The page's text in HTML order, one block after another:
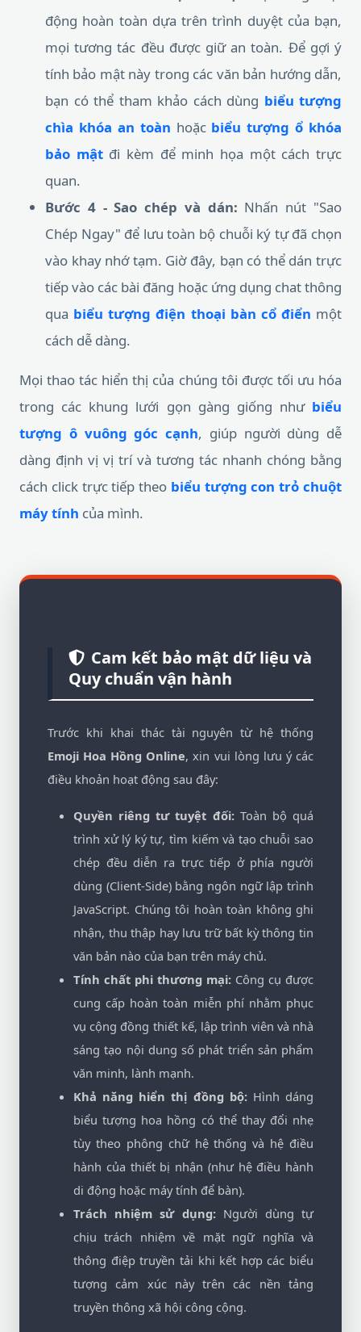
động hoàn toàn dựa trên trình duyệt của bạn,
mọi tương tác đều được giữ an toàn. Để gợi ý
tính bảo mật này trong các văn bản hướng dẫn,
bạn có thể tham khảo cách dùng biểu tượng
chìa khóa an toàn hoặc biểu tượng ổ khóa
bảo mậtđi kèm để minh họa một cách trực
quan.
Bước 4 - Sao chép và dán: Nhấn nút "Sao
Chép Ngay" để lưu toàn bộ chuỗi ký tự đã chọn
vào khay nhớ tạm. Giờ đây, bạn có thể dán trực
tiếp vào các bài đăng hoặc ứng dụng chat thông
qua biểu tượng điện thoại bàn cổ điển một
cách dễ dàng.
Mọi thao tác hiển thị của chúng tôi được tối ưu hóa
trong các khung lưới gọn gàng giống như biểu
tượng ô vuông góc cạnh, giúp người dùng dễ
dàng định vị vị trí và tương tác nhanh chóng bằng
cách click trực tiếp theo biểu tượng con trỏ chuột
máy tính của mình.
Cam kết bảo mật dữ liệu và
Quy chuẩn vận hành
Trước khi khai thác tài nguyên từ hệ thống
Emoji Hoa Hồng Online, xin vui lòng lưu ý các
điều khoản hoạt động sau đây:
Quyền riêng tư tuyệt đối:Toàn bộ quá
trình xử lý ký tự, tìm kiếm và tạo chuỗi sao
chép đều diễn ra trực tiếp ở phía người
dùng (Client-Side) bằng ngôn ngữ lập trình
JavaScript. Chúng tôi hoàn toàn không ghi
nhận, thu thập hay lưu trữ bất kỳ thông tin
văn bản nào của bạn trên máy chủ.
Tính chất phi thương mại: Công cụ được
cung cấp hoàn toàn miễn phí nhằm phục
vụ cộng đồng thiết kế, lập trình viên và nhà
sáng tạo nội dung số phát triển sản phẩm
văn minh, lành mạnh.
Khả năng hiển thị đồng bộ:Hình dáng
biểu tượng hoa hồng có thể thay đổi nhẹ
tùy theo phông chữ hệ thống và hệ điều
hành của thiết bị nhận (như hệ điều hành
di động hoặc máy tính để bàn).
Trách nhiệm sử dụng:Người dùng tự
chịu trách nhiệm về mặt ngữ nghĩa và
thông điệp truyền tải khi kết hợp các biểu
tượng cảm xúc này trên các nền tảng
truyền thông xã hội công cộng.